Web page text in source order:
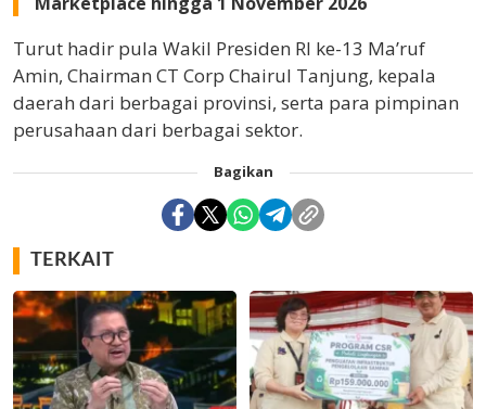
Turut hadir pula Wakil Presiden RI ke-13 Ma’ruf
Amin, Chairman CT Corp Chairul Tanjung, kepala
daerah dari berbagai provinsi, serta para pimpinan
perusahaan dari berbagai sektor.
Bagikan
TERKAIT